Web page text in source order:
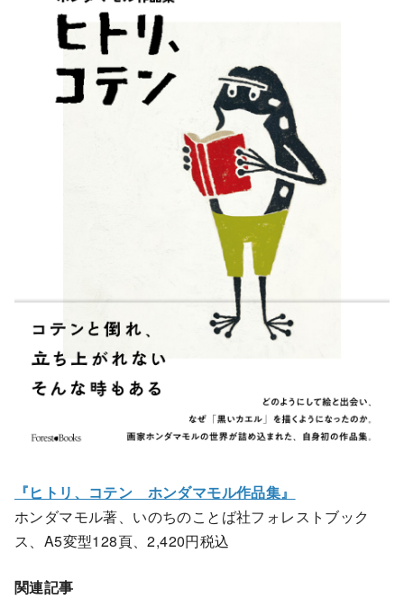
『ヒトリ、コテン ホンダマモル作品集』
ホンダマモル著、いのちのことば社フォレストブック
ス、A5変型128頁、2,420円税込
関連記事